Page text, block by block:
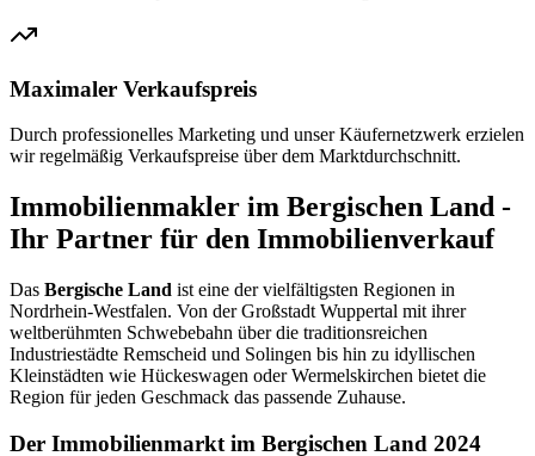
Maximaler Verkaufspreis
Durch professionelles Marketing und unser Käufernetzwerk erzielen
wir regelmäßig Verkaufspreise über dem Marktdurchschnitt.
Immobilienmakler im Bergischen Land -
Ihr Partner für den Immobilienverkauf
Das Bergische Land ist eine der vielfältigsten Regionen in
Nordrhein-Westfalen. Von der Großstadt Wuppertal mit ihrer
weltberühmten Schwebebahn über die traditionsreichen
Industriestädte Remscheid und Solingen bis hin zu idyllischen
Kleinstädten wie Hückeswagen oder Wermelskirchen bietet die
Region für jeden Geschmack das passende Zuhause.
Der Immobilienmarkt im Bergischen Land 2024